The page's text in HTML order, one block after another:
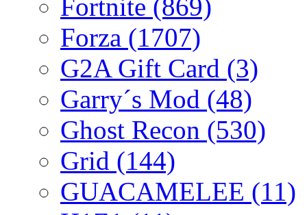
Fortnite (869)
Forza (1707)
G2A Gift Card (3)
Garry´s Mod (48)
Ghost Recon (530)
Grid (144)
GUACAMELEE (11)